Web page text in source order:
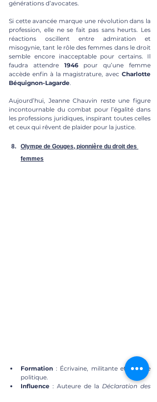
générations d’avocates.
Si cette avancée marque une révolution dans la
profession, elle ne se fait pas sans heurts. Les
réactions oscillent entre admiration et
misogynie, tant le rôle des femmes dans le droit
semble encore inacceptable pour certains. Il
faudra attendre 1946 pour qu’une femme
accède enfin à la magistrature, avec Charlotte
Béquignon-Lagarde.
Aujourd’hui, Jeanne Chauvin reste une figure
incontournable du combat pour l’égalité dans
les professions juridiques, inspirant toutes celles
et ceux qui rêvent de plaider pour la justice.
Olympe de Gouges, pionnière du droit des
femmes
Formation : Écrivaine, militante et femme
politique.
Influence : Auteure de la Déclaration des